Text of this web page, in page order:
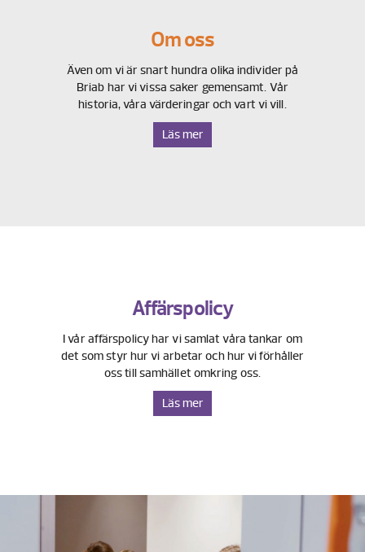
Om oss
Även om vi är snart hundra olika individer på
Briab har vi vissa saker gemensamt. Vår
historia, våra värderingar och vart vi vill.
Läs mer
Affärspolicy
I vår affärspolicy har vi samlat våra tankar om
det som styr hur vi arbetar och hur vi förhåller
oss till samhället omkring oss.
Läs mer